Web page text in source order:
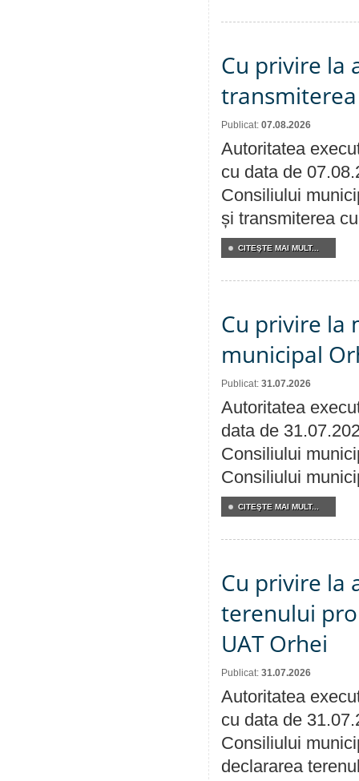
Cu privire la
Publicat: 07.08.2026
Autoritatea
cu data de
Consiliului
și transmiterea
CITEŞTE MAI MULT...
Cu privire la
municipal
Publicat: 31.07.2026
Autoritatea
data de
Consiliului
Consiliului
CITEŞTE MAI MULT...
Cu privire la
terenului
UAT Orhei
Publicat: 31.07.2026
Autoritatea
cu data de
Consiliului
declararea